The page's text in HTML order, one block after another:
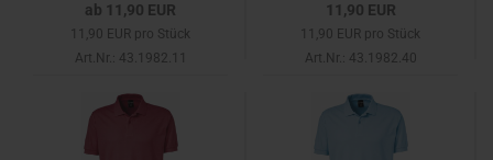
ab 11,90 EUR
11,90 EUR pro Stück
Art.Nr.: 43.1982.11
11,90 EUR
11,90 EUR pro Stück
Art.Nr.: 43.1982.40